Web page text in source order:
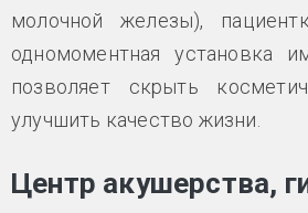
молочной железы),
одномоментная установка
позволяет скрыть
улучшить качество жизни.
Центр акушерства,